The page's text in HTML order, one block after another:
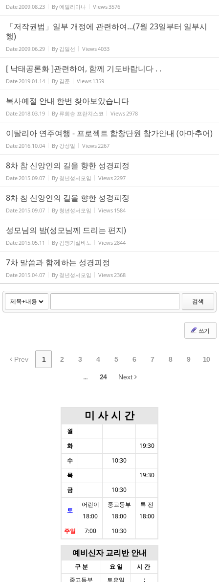
Date 2009.08.23 By에밀리아나 Views 3576
「저작권법」일부 개정에 관련하여...(7월 23일부터 일부시
행)
Date 2009.06.29 By 김일선 Views4033
[ 낙태공론화 ]관련하여, 함께 기도바랍니다 . .
Date 2019.01.14 By 김준 Views 1359
복사예절 안내 한번 찾아보았습니다
Date 2018.03.19 By 류희승 프란치스코 Views 2978
이탈리아 연주여행 - 프로젝트 합창단원 참가안내 (아마추어)
Date 2016.10.04 By 강성일 Views 2267
8차 참 신앙인의 길을 향한 성경피정
Date 2015.09.07 By 청년성서모임 Views 2297
8차 참 신앙인의 길을 향한 성경피정
Date 2015.09.07 By 청년성서모임 Views 1584
성모님의 밤(성모님께 드리는 편지)
Date 2015.05.11 By 김맹기실바노 Views 2844
7차 말씀과 함께하는 성경피정
Date 2015.04.07 By 청년성서모임 Views 2368
검색
쓰기
Prev 1 2 3 4 5 6 7 8 9 10
... 24 Next
미 사 시 간
월
화
19:30
수
10:30
목
19:30
금
10:30
토
어린이
18:00
중고등부
18:00
특 전
18:00
주일
7:00 10:30
예비신자 교리반 안내
구 분 요 일
시 간
중고등부
토요일 :